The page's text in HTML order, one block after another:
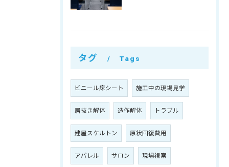
タグ Tags
ビニール床シート 施工中の現場見学
居抜き解体 造作解体 トラブル
建屋スケルトン 原状回復費用
アパレル サロン 現場視察